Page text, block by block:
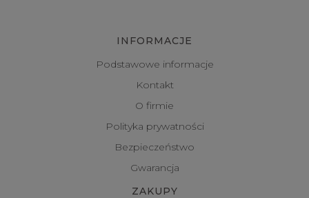
INFORMACJE
Podstawowe informacje
Kontakt
O firmie
Polityka prywatności
Bezpieczeństwo
Gwarancja
ZAKUPY